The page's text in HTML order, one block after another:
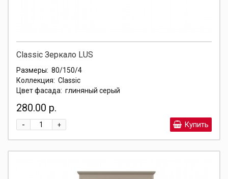
Classic Зеркало LUS
Размеры: 80/150/4
Коллекция: Classic
Цвет фасада: глиняный серый
280.00 р.
+
- Купить